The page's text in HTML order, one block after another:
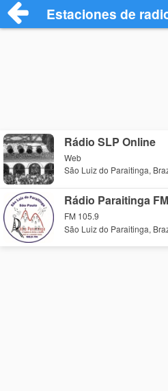
Estaciones de
Rádio SLP Online
Web
São Luiz do Paraitinga,
Rádio Paraitinga FM
FM 105.9
São Luiz do Paraitinga,